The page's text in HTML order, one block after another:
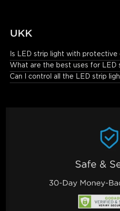
UKK
Is LED strip light with protective
Installation is a breeze. Just peel,
with its strong adhesive backing
free setup.
What are the best uses for LED
Can I control all the LED strip